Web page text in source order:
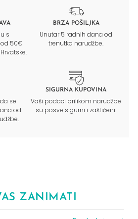
s
50€
BRZA POŠILJKA
Unutar 5 radnih dana od
trenutka narudžbe.
se
od
SIGURNA KUPOVINA
Vaši podaci prilikom narudžbe
su posve sigurni i zaštićeni.
ZANIMATI